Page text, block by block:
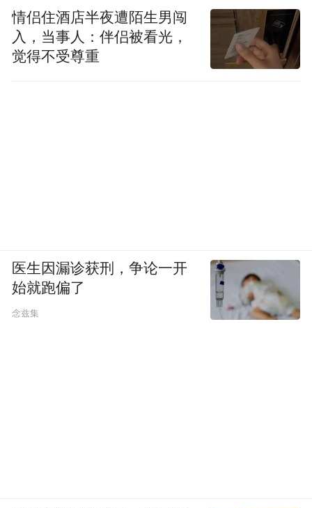
情侣住酒店半夜遭陌生男闯
入，当事人：伴侣被看光，
觉得不受尊重
医生因漏诊获刑，争论一开
始就跑偏了
念兹集